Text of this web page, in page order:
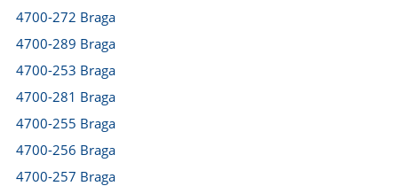
4700-272 Braga
4700-289 Braga
4700-253 Braga
4700-281 Braga
4700-255 Braga
4700-256 Braga
4700-257 Braga